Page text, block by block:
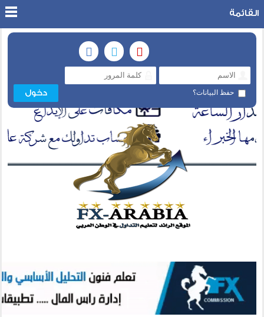
حفظ البيانات؟
القائمة